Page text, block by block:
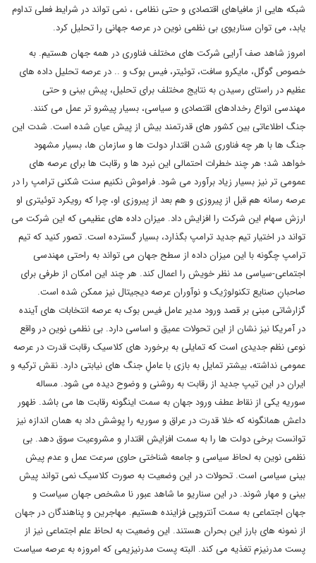
شبکه هایی از مافیاهای اقتصادی و حتی نظامی ، نمی تواند در شرایط فعلی تداوم
یابد، می توان سناریوی بی نظمی نوین در عرصه جهانی را تحلیل کرد.
امروز شاهد صف آرایی شرکت های مختلف فناوری در همه جهان هستیم. به
خصوص گوگل، مایکرو سافت، توئیتر، فیس بوک و .. در عرصه تحلیل داده های
عظیم در راستای رسیدن به نتایج مختلف برای تحلیل، پیش بینی و حتی
مهندسی انواع رخدادهای اقتصادی و سیاسی، بسیار پیشرو تر عمل می کنند.
جنگ اطلاعاتی بین کشور های قدرتمند بیش از پیش عیان شده است. شدت این
جنگ ها با هر چه فناوری شدن اقتدار دولت ها و سازمان ها، بسیار مشهود
خواهد شد؛ هر چند خطرات احتمالی این نبرد ها و رقابت ها برای عرصه های
عمومی تر نیز بسیار زیاد برآورد می شود. فراموش نکنیم سنت شکنی ترامپ را در
عرصه رسانه هم قبل از پیروزی و هم بعد از پیروزی او، چرا که رویکرد توئیتری او
ارزش سهام این شرکت را افزایش داد. میزان داده های عظیمی که این شرکت می
تواند در اختیار تیم جدید ترامپ بگذارد، بسیار گسترده است. تصور کنید که تیم
ترامپ چگونه با این میزان داده از سطح جهان می تواند به راحتی مهندسی
اجتماعی-سیاسی مد نظر خویش را اعمال کند. هر چند این امکان از طرفی برای
صاحبانِ صنایع تکنولوژیک و نوآوران عرصه دیجیتال نیز ممکن شده است.
گزارشاتی مبنی بر قصد ورود مدیر عامل فیس بوک به عرصه انتخابات های آینده
در آمریکا نیز نشان از این تحولات عمیق و اساسی دارد. بی نظمی نوین در واقع
نوعی نظم جدیدی است که تمایلی به برخورد های کلاسیک رقابت قدرت در عرصه
عمومی نداشته، بیشتر تمایل به بازی با عاملِ جنگ های نیابتی دارد. نقش ترکیه و
ایران در این تیپ جدید از رقابت به روشنی و وضوح دیده می شود. مساله
سوریه یکی از نقاط عطف ورود جهان به سمت اینگونه رقابت ها می باشد. ظهور
داعش همانگونه که خلا قدرت در عراق و سوریه را پوشش داد به همان اندازه نیز
توانست برخی دولت ها را به سمت افزایش اقتدار و مشروعیت سوق دهد. بی
نظمی نوین به لحاظ سیاسی و جامعه شناختی حاوی سرعت عمل و عدم پیش
بینی سیاسی است. تحولات در این وضعیت به صورت کلاسیک نمی تواند پیش
بینی و مهار شوند. در این سناریو ما شاهد عبور نا مشخص جهان سیاست و
جهان اجتماعی به سمت آنتروپی فزاینده هستیم. مهاجرین و پناهندگان در جهان
از نمونه های بارز این بحران هستند. این وضعیت به لحاظ علم اجتماعی نیز از
پست مدرنیزم تغذیه می کند. البته پست مدرنیزیمی که امروزه به عرصه سیاست